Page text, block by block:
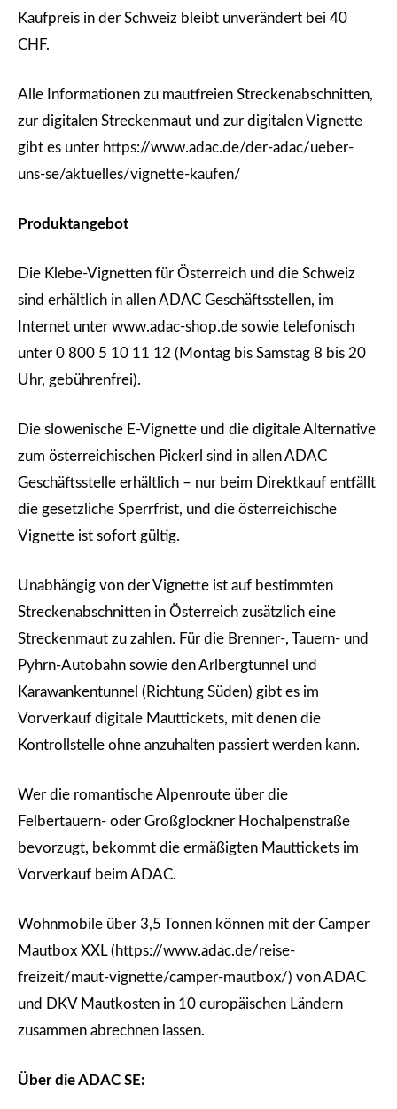
Kaufpreis in der Schweiz bleibt unverändert bei 40
CHF.
Alle Informationen zu mautfreien Streckenabschnitten,
zur digitalen Streckenmaut und zur digitalen Vignette
gibt es unter https://www.adac.de/der-adac/ueber-
uns-se/aktuelles/vignette-kaufen/
Produktangebot
Die Klebe-Vignetten für Österreich und die Schweiz
sind erhältlich in allen ADAC Geschäftsstellen, im
Internet unter www.adac-shop.de sowie telefonisch
unter 0 800 5 10 11 12 (Montag bis Samstag 8 bis 20
Uhr, gebührenfrei).
Die slowenische E-Vignette und die digitale Alternative
zum österreichischen Pickerl sind in allen ADAC
Geschäftsstelle erhältlich – nur beim Direktkauf entfällt
die gesetzliche Sperrfrist, und die österreichische
Vignette ist sofort gültig.
Unabhängig von der Vignette ist auf bestimmten
Streckenabschnitten in Österreich zusätzlich eine
Streckenmaut zu zahlen. Für die Brenner-, Tauern- und
Pyhrn-Autobahn sowie den Arlbergtunnel und
Karawankentunnel (Richtung Süden) gibt es im
Vorverkauf digitale Mauttickets, mit denen die
Kontrollstelle ohne anzuhalten passiert werden kann.
Wer die romantische Alpenroute über die
Felbertauern- oder Großglockner Hochalpenstraße
bevorzugt, bekommt die ermäßigten Mauttickets im
Vorverkauf beim ADAC.
Wohnmobile über 3,5 Tonnen können mit der Camper
Mautbox XXL (https://www.adac.de/reise-
freizeit/maut-vignette/camper-mautbox/) von ADAC
und DKV Mautkosten in 10 europäischen Ländern
zusammen abrechnen lassen.
Über die ADAC SE: